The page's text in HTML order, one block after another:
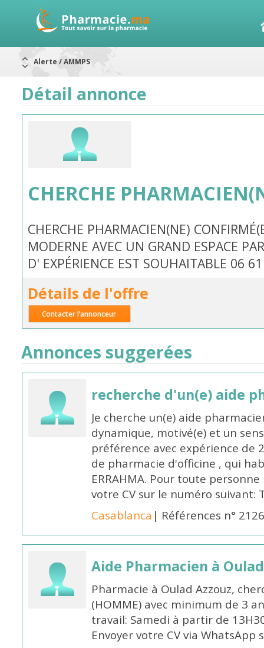
Alerte / AMMPS
ARRÊT DE COMMERCIALISATION
RAPPELS DE LOTS
Détail annonce
CHERCHE
CHERCHE PHARMACIEN(NE)
MODERNE AVEC UN GRAND ESPACE
D' EXPÉRIENCE EST SOUHAITABLE 06
Détails de l'offre
Contacter l’annonceur
Annonces suggerées
recherche d'un(e) aide
Je cherche un(e) aide
dynamique, motivé(e) et un
préférence avec expérience de
de pharmacie d'officine , qui
ERRAHMA. Pour toute
votre CV sur le numéro suivant:
Casablanca | Références n°
Aide Pharmacien à
Pharmacie à Oulad Azzouz,
(HOMME) avec minimum de 3
travail: Samedi à partir de
Envoyer votre CV via WhatsApp